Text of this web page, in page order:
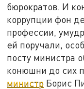
бюрократов. И
коррупции фон
профессии,
ей поручали,
посту министра
конюшни до сих
министр Борис